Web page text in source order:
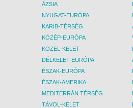
ÁZSIA
NYUGAT-EURÓPA
KARIB-TÉRSÉG
KÖZÉP-EURÓPA
KÖZEL-KELET
DÉLKELET-EURÓPA
ÉSZAK-EURÓPA
ÉSZAK-AMERIKA
MEDITERRÁN TÉRSÉG
TÁVOL-KELET